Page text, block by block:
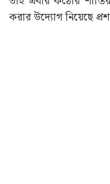
করার উদ্যোগ নিয়েছে